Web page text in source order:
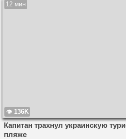
12 мин
136K
Капитан трахнул украинскую
пляже